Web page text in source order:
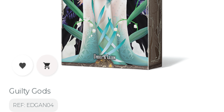
 
Guilty Gods
REF: EDGAN04